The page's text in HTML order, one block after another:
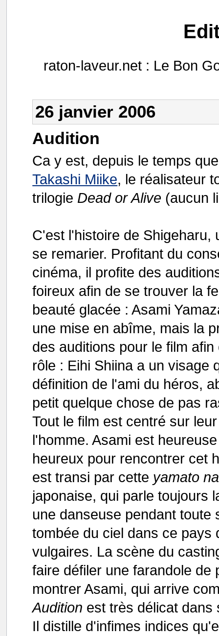
raton-laveur.net : Le Bon
26 janvier 2006
Audition
Ca y est, depuis le temps
Takashi Miike, le réalisateur
trilogie Dead or Alive (aucun
C'est l'histoire de Shigeharu,
se remarier. Profitant du
cinéma, il profite des
foireux afin de se trouver la
beauté glacée : Asami
une mise en abîme, mais la
des auditions pour le film
rôle : Eihi Shiina a un visage
définition de l'ami du héros,
petit quelque chose de pas
Tout le film est centré sur
l'homme. Asami est
heureux pour rencontrer cet
est transi par cette yamato
japonaise, qui parle toujours
une danseuse pendant
tombée du ciel dans ce pays
vulgaires. La scène du
faire défiler une farandole de
montrer Asami, qui arrive
Audition est très délicat dans
Il distille d'infimes indices